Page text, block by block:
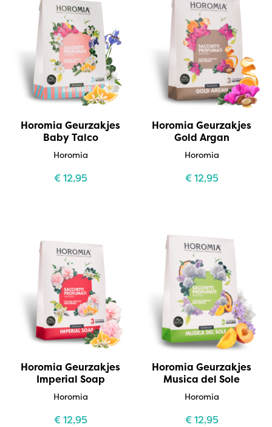
Horomia Geurzakjes
Baby Talco
Horomia
€12,95
Horomia Geurzakjes
Gold Argan
Horomia
€12,95
Horomia Geurzakjes
Imperial Soap
Horomia
€12,95
Horomia Geurzakjes
Musica del Sole
Horomia
€12,95